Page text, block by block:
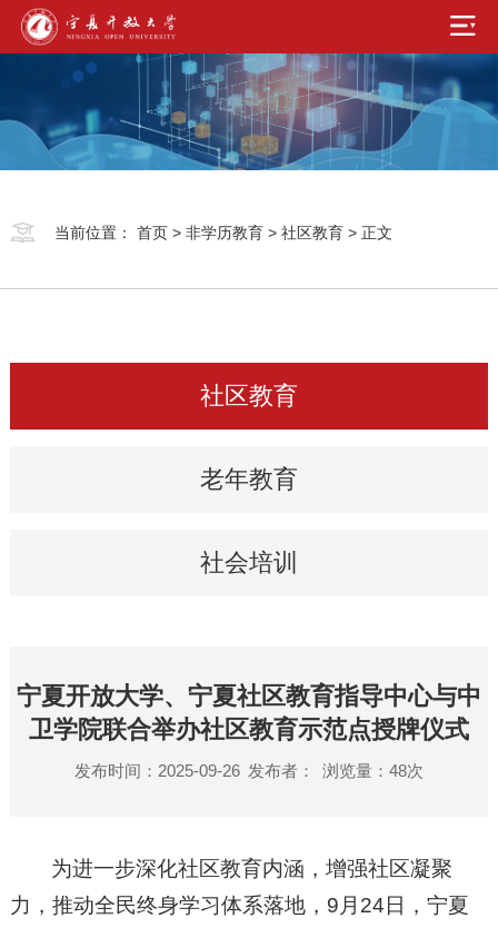
当前位置： 首页> 非学历教育> 社区教育> 正文
社区教育
老年教育
社会培训
宁夏开放大学、宁夏社区教育指导中心与中
卫学院联合举办社区教育示范点授牌仪式
发布时间：2025-09-26 发布者： 浏览量： 48次
为进一步深化社区教育内涵，增强社区凝聚
力，推动全民终身学习体系落地，9月24日，宁夏